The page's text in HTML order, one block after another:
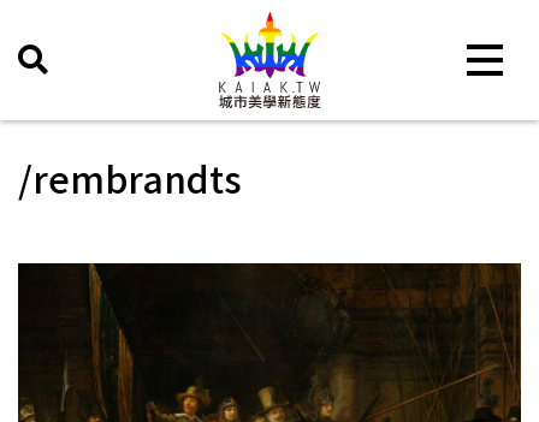
Toggle
/rembrandts